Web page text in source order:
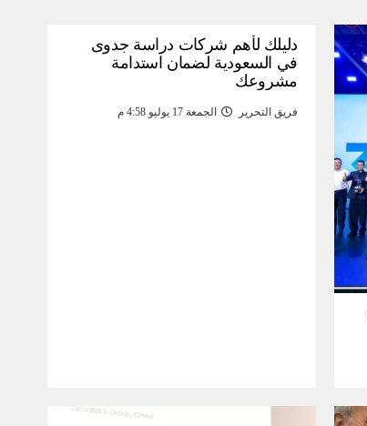
دليلك لأهم شركات دراسة جدوى
في السعودية لضمان استدامة
مشروعك
فريق التحرير الجمعة 17 يوليو 4:58 م